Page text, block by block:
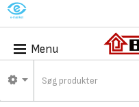
M
Menu
Bygma
Proffcenter